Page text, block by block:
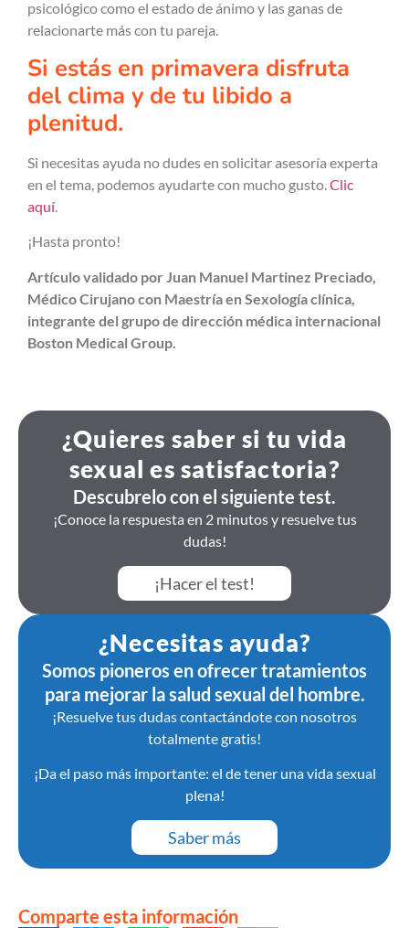
psicológico como el estado de ánimo y las ganas de
relacionarte más con tu pareja.
Si estás en primavera disfruta
del clima y de tu libido a
plenitud.
Si necesitas ayuda no dudes en solicitar asesoría experta
en el tema, podemos ayudarte con mucho gusto.Clic
aquí.
¡Hasta pronto!
Artículo validado por Juan Manuel Martinez Preciado,
Médico Cirujano con Maestría en Sexología clínica,
integrante del grupo de dirección médica internacional
Boston Medical Group.
¿Quieres saber si tu vida
sexual es satisfactoria?
Descubrelo con el siguiente test.
¡Conoce la respuesta en 2 minutos y resuelve tus
dudas!
¡Hacer el test!
¿Necesitas ayuda?
Somos pioneros en ofrecer tratamientos
para mejorar la salud sexual del hombre.
¡Resuelve tus dudas contactándote con nosotros
totalmente gratis!
¡Da el paso más importante: el de tener una vida sexual
plena!
Saber más
Comparte esta información